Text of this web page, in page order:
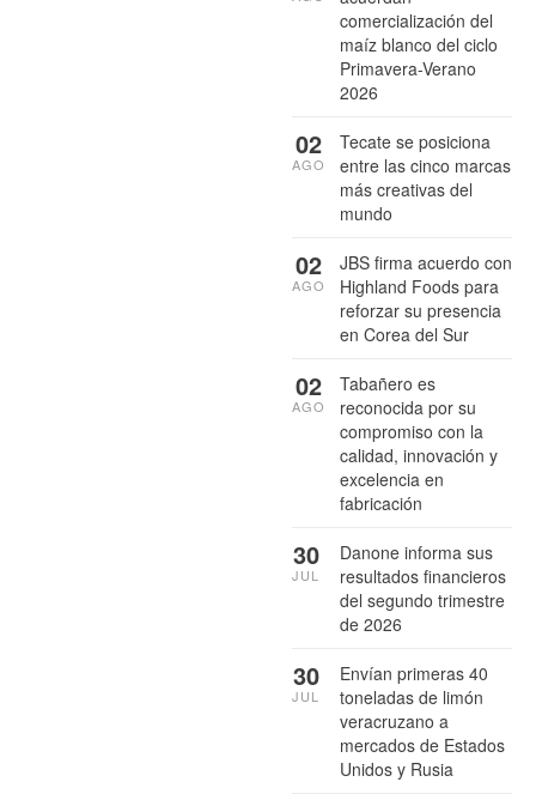
comercialización del
maíz blanco del ciclo
Primavera-Verano
2026
Tecate se posiciona
entre las cinco marcas
más creativas del
mundo
02
AGO
JBS firma acuerdo con
Highland Foods para
reforzar su presencia
en Corea del Sur
02
AGO
Tabañero es
reconocida por su
compromiso con la
calidad, innovación y
excelencia en
fabricación
02
AGO
Danone informa sus
resultados financieros
del segundo trimestre
de 2026
30
JUL
Envían primeras 40
toneladas de limón
veracruzano a
mercados de Estados
Unidos y Rusia
30
JUL